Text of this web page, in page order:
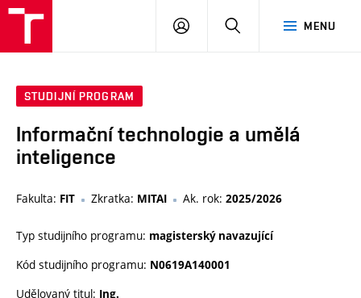
MENU
PŘIHLÁSIT
STUDIJNÍ PROGRAM
Informační technologie a umělá
inteligence
Fakulta: FIT Zkratka: MITAI Ak. rok: 2025/2026
Typ studijního programu: magisterský navazující
Kód studijního programu: N0619A140001
Udělovaný titul: Ing.